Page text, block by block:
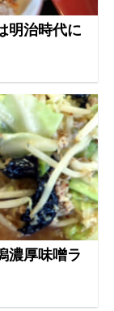
明治時代に
濃厚味噌ラ